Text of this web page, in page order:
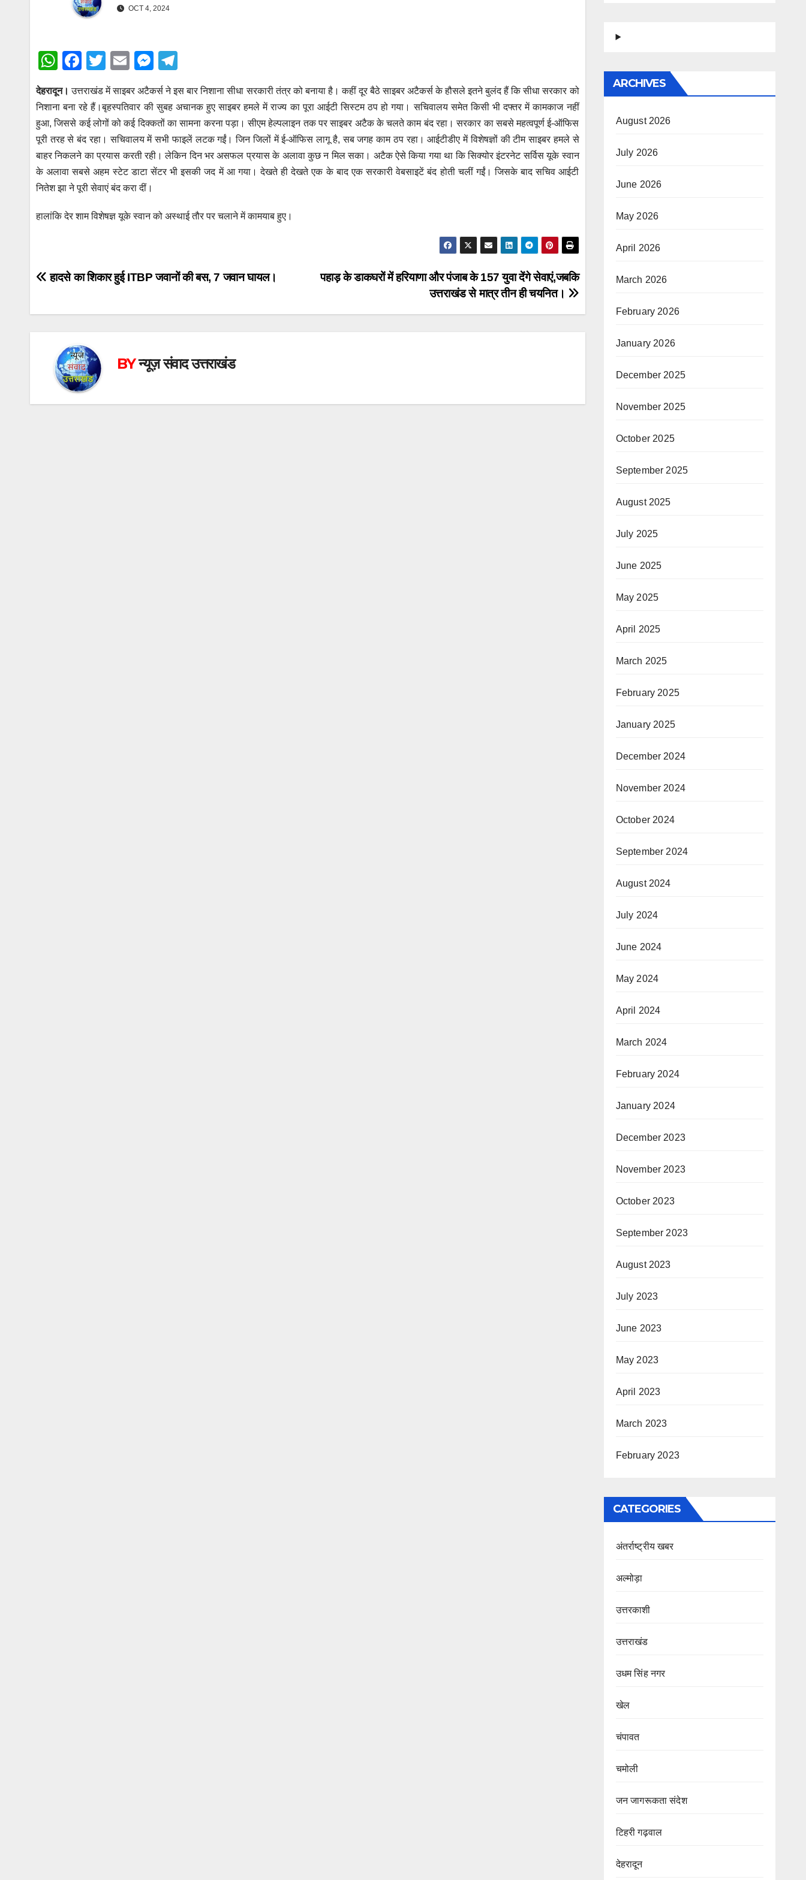
OCT 4, 2024
W
at
s
A
p
p
F
c
e
b
o
o
k
T
wi
tt
er
E
ail
M
e
ss
e
n
g
er
e
gr
a
m
देहरादून। उत्तराखंड में साइबर अटैकर्स ने इस बार निशाना सीधा सरकारी तंत्र को बनाया है। कहीं दूर बैठे साइबर अटैकर्स के हौसले इतने बुलंद हैं कि सीधा सरकार को
निशाना बना रहे हैं।बृहस्पतिवार की सुबह अचानक हुए साइबर हमले में राज्य का पूरा आईटी सिस्टम ठप हो गया। सचिवालय समेत किसी भी दफ्तर में कामकाज नहीं
हुआ, जिससे कई लोगों को कई दिक्कतों का सामना करना पड़ा। सीएम हेल्पलाइन तक पर साइबर अटैक के चलते काम बंद रहा। सरकार का सबसे महत्वपूर्ण ई-ऑफिस
पूरी तरह से बंद रहा। सचिवालय में सभी फाइलें लटक गईं। जिन जिलों में ई-ऑफिस लागू है, सब जगह काम ठप रहा। आईटीडीए में विशेषज्ञों की टीम साइबर हमले से
बाहर निकलने का प्रयास करती रही। लेकिन दिन भर असफल प्रयास के अलावा कुछ न मिल सका। अटैक ऐसे किया गया था कि सिक्योर इंटरनेट सर्विस यूके स्वान
के अलावा सबसे अहम स्टेट डाटा सेंटर भी इसकी जद में आ गया। देखते ही देखते एक के बाद एक सरकारी वेबसाइटें बंद होती चलीं गईं। जिसके बाद सचिव आईटी
नितेश झा ने पूरी सेवाएं बंद करा दीं।
हालांकि देर शाम विशेषज्ञ यूके स्वान को अस्थाई तौर पर चलाने में कामयाब हुए।
Post
पहाड़ के डाकघरों में हरियाणा और पंजाब के 157 युवा देंगे सेवाएं,जबकि
उत्तराखंड से मात्र तीन ही चयनित।
हादसे का शिकार हुई ITBP जवानों की बस, 7 जवान घायल।
BYन्यूज़ संवाद उत्तराखंड
ARCHIVES
August 2026
July 2026
June 2026
May 2026
April 2026
March 2026
February 2026
January 2026
December 2025
November 2025
October 2025
September 2025
August 2025
July 2025
June 2025
May 2025
April 2025
March 2025
February 2025
January 2025
December 2024
November 2024
October 2024
September 2024
August 2024
July 2024
June 2024
May 2024
April 2024
March 2024
February 2024
January 2024
December 2023
November 2023
October 2023
September 2023
August 2023
July 2023
June 2023
May 2023
April 2023
March 2023
February 2023
CATEGORIES
अंतर्राष्ट्रीय खबर
अल्मोड़ा
उत्तरकाशी
उत्तराखंड
उधम सिंह नगर
खेल
चंपावत
चमोली
जन जागरूकता संदेश
टिहरी गढ़वाल
देहरादून